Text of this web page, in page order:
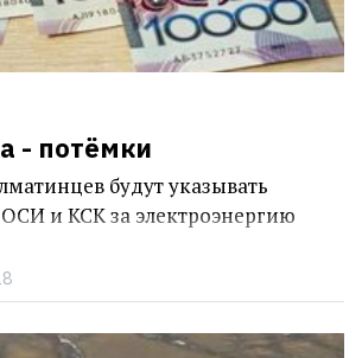
- потёмки
будут указывать
и КСК за электроэнергию